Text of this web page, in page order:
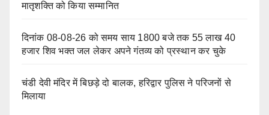
मातृशक्ति को किया सम्मानित
दिनांक 08-08-26 को समय साय 1800 बजे तक 55 लाख 40
हजार शिव भक्त जल लेकर अपने गंतव्य को प्रस्थान कर चुके
चंडी देवी मंदिर में बिछड़े दो बालक, हरिद्वार पुलिस ने परिजनों से
मिलाया